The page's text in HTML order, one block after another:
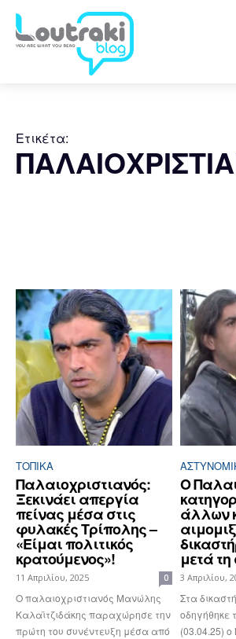
Ετικέτα:
ΤΟΠΙΚΑ
Παλαιοχριστιανός:
Ξεκινάει απεργία
πείνας μέσα στις
φυλακές Τρίπολης –
«Είμαι πολιτικός
κρατούμενος»!
11 Απριλίου, 2025 0
Ο παλαιοχριστιανός Μανώλης
Καλαϊτζιδάκης παραχώρησε την
πρώτη του συνέντευξη μέσα από
Ο
άλλων
μετά
3 Απριλίου,
Στα
οδηγήθηκε
(03.04.25)